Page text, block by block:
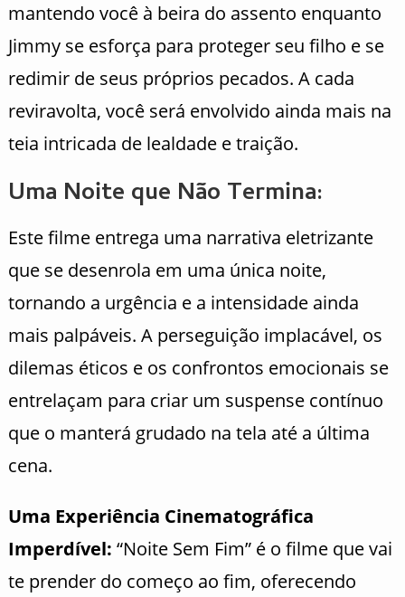
mantendo você à beira do assento enquanto
Jimmy se esforça para proteger seu filho e se
redimir de seus próprios pecados. A cada
reviravolta, você será envolvido ainda mais na
teia intricada de lealdade e traição.
Uma Noite que Não Termina:
Este filme entrega uma narrativa eletrizante
que se desenrola em uma única noite,
tornando a urgência e a intensidade ainda
mais palpáveis. A perseguição implacável, os
dilemas éticos e os confrontos emocionais se
entrelaçam para criar um suspense contínuo
que o manterá grudado na tela até a última
cena.
Uma Experiência Cinematográfica
Imperdível: “Noite Sem Fim” é o filme que vai
te prender do começo ao fim, oferecendo